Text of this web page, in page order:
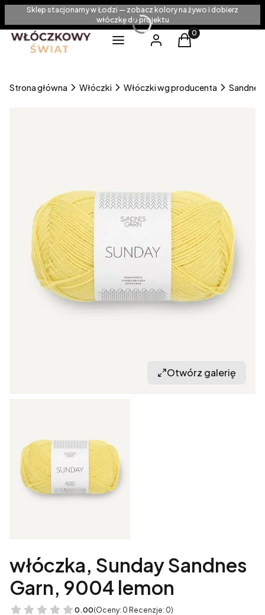
Sklep stacjonarny w Łodzi — zobacz kolory na żywo i dobierz
włóczkę do projektu
Menu
Zaloguj sięProdukty w
Koszyk
Strona główna Włóczki Włóczki wg producenta Sandnes
Otwórz galerię
włóczka, Sunday Sandnes
Garn, 9004 lemon
0.00(Oceny: 0 Recenzje: 0)